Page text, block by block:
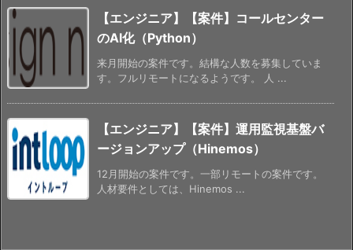
【エンジニア】【案件】コールセンター
のAI化（Python）
来月開始の案件です。結構な人数を募集していま
す。フルリモートになるようです。 人 ...
【エンジニア】【案件】運用監視基盤バ
ージョンアップ（Hinemos）
12月開始の案件です。一部リモートの案件です。
人材要件としては、Hinemos ...